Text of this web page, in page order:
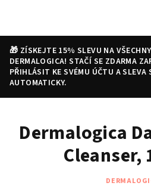
🎁 ZÍSKEJTE 15% SLEVU NA
DERMALOGICA! STAČÍ SE ZDARMA
PŘIHLÁSIT KE SVÉMU ÚČTU A SLEVA
AUTOMATICKY.
Dermalogica
Cleanser,